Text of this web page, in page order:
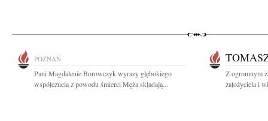
POZNAŃ
Pani Magdalenie Borowczyk wyrazy głębokiego
współczucia z powodu śmierci Męża składają...
Z ogromnym
założyciela i